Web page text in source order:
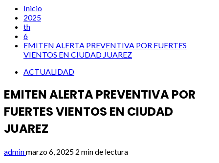
Inicio
2025
th
6
EMITEN ALERTA PREVENTIVA POR FUERTES
VIENTOS EN CIUDAD JUAREZ
ACTUALIDAD
EMITEN ALERTA PREVENTIVA POR
FUERTES VIENTOS EN CIUDAD
JUAREZ
adminmarzo 6, 2025 2 min de lectura